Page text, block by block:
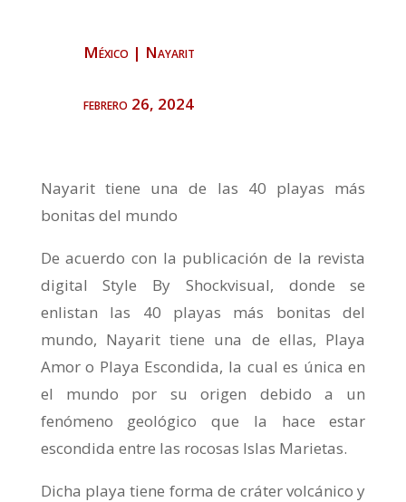
México | Nayarit
febrero 26, 2024
Nayarit tiene una de las 40 playas más
bonitas del mundo
De acuerdo con la publicación de la revista
digital Style By Shockvisual, donde se
enlistan las 40 playas más bonitas del
mundo, Nayarit tiene una de ellas, Playa
Amor o Playa Escondida, la cual es única en
el mundo por su origen debido a un
fenómeno geológico que la hace estar
escondida entre las rocosas Islas Marietas.
Dicha playa tiene forma de cráter volcánico y